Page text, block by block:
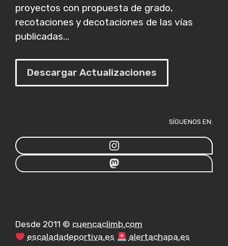
proyectos con propuesta de grado,
recotaciones y decotaciones de las vías
publicadas...
Descargar Actualizaciones
SÍGUENOS EN:
Desde 2011 © cuencaclimb.com
escaladadeportiva.es
alertachapa.es